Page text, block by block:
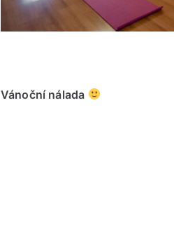
Vánoční nálada